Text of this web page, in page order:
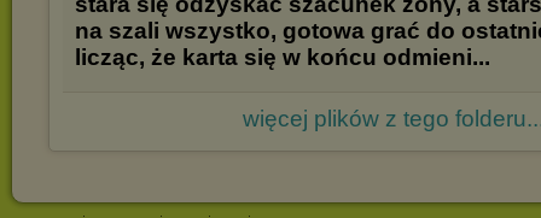
na szali wszystko, gotowa grać do
licząc, że karta się w końcu odmieni...
więcej plików z tego